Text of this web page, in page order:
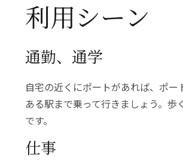
利用シーン
通勤、通学
自宅の近くにポートがあれば、ポー
ある駅まで乗って行きましょう。歩
です。
仕事